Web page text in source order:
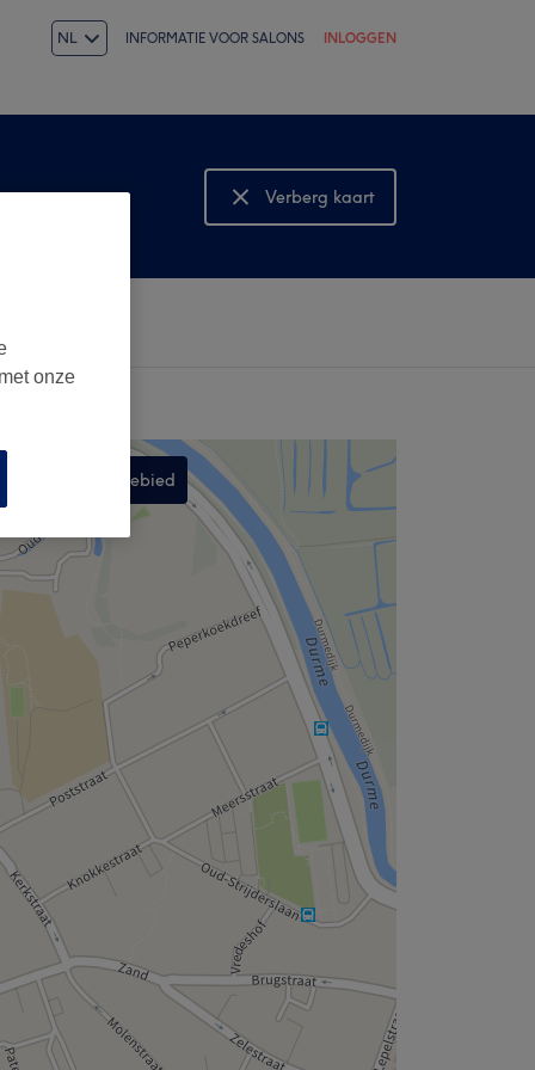
NL INFORMATIE VOOR SALONS INLOGGEN
Verberg kaart
Bekijk kaart
Zoek in dit gebied
onze